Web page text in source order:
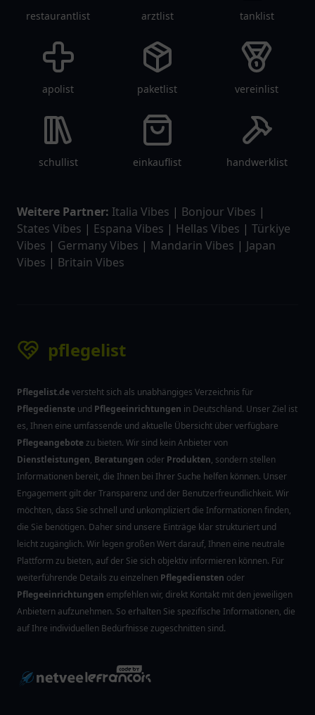
restaurantlist arztlist tanklist
apolist paketlist vereinlist
schullist einkauflist handwerklist
Weitere Partner: Italia Vibes | Bonjour Vibes |
States Vibes | Espana Vibes | Hellas Vibes | Türkiye
Vibes | Germany Vibes | Mandarin Vibes | Japan
Vibes | Britain Vibes
pflegelist
Pflegelist.deversteht sich als unabhängiges Verzeichnis für
Pflegedienste und Pflegeeinrichtungen in Deutschland. Unser Ziel ist
es, Ihnen eine umfassende und aktuelle Übersicht über verfügbare
Pflegeangebotezu bieten. Wir sind kein Anbieter von
Dienstleistungen, Beratungen oder Produkten, sondern stellen
Informationen bereit, die Ihnen bei Ihrer Suche helfen können. Unser
Engagement gilt der Transparenz und der Benutzerfreundlichkeit. Wir
möchten, dass Sie schnell und unkompliziert die Informationen finden,
die Sie benötigen. Daher sind unsere Einträge klar strukturiert und
leicht zugänglich. Wir legen großen Wert darauf, Ihnen eine neutrale
Plattform zu bieten, auf der Sie sich objektiv informieren können. Für
weiterführende Details zu einzelnen Pflegediensten oder
Pflegeeinrichtungen empfehlen wir, direkt Kontakt mit den jeweiligen
Anbietern aufzunehmen. So erhalten Sie spezifische Informationen, die
auf Ihre individuellen Bedürfnisse zugeschnitten sind.